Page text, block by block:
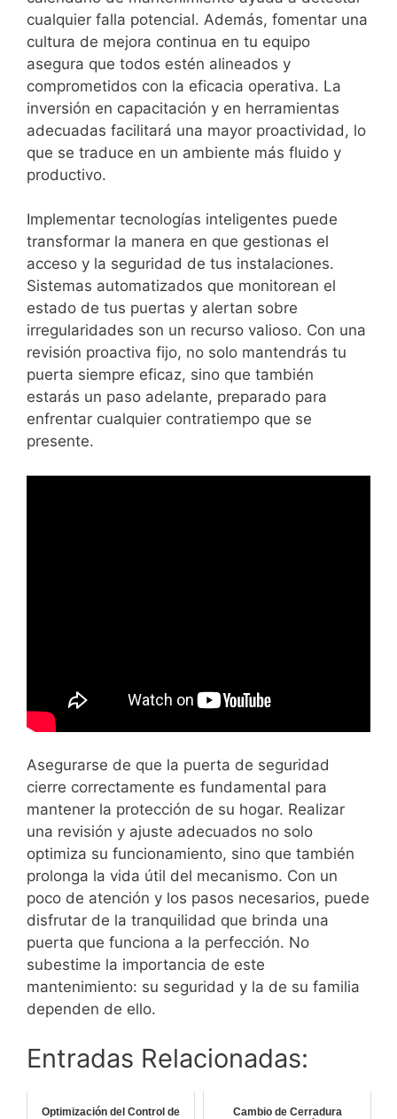
cualquier falla potencial. Además, fomentar una
cultura de mejora continua en tu equipo
asegura que todos estén alineados y
comprometidos con la eficacia operativa. La
inversión en capacitación y en herramientas
adecuadas facilitará una mayor proactividad, lo
que se traduce en un ambiente más fluido y
productivo.
Implementar tecnologías inteligentes puede
transformar la manera en que gestionas el
acceso y la seguridad de tus instalaciones.
Sistemas automatizados que monitorean el
estado de tus puertas y alertan sobre
irregularidades son un recurso valioso. Con una
revisión proactiva fijo, no solo mantendrás tu
puerta siempre eficaz, sino que también
estarás un paso adelante, preparado para
enfrentar cualquier contratiempo que se
presente.
Asegurarse de que la puerta de seguridad
cierre correctamente es fundamental para
mantener la protección de su hogar. Realizar
una revisión y ajuste adecuados no solo
optimiza su funcionamiento, sino que también
prolonga la vida útil del mecanismo. Con un
poco de atención y los pasos necesarios, puede
disfrutar de la tranquilidad que brinda una
puerta que funciona a la perfección. No
subestime la importancia de este
mantenimiento: su seguridad y la de su familia
dependen de ello.
Entradas Relacionadas:
Optimización del Control de
Cambio de Cerradura